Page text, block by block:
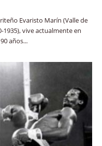
Evaristo Marín (Valle de
1935), vive actualmente en
años...